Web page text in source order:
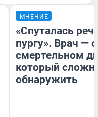
МНЕНИЕ
«Спуталась
пургу». Врач — о
смертельном
который
обнаружить